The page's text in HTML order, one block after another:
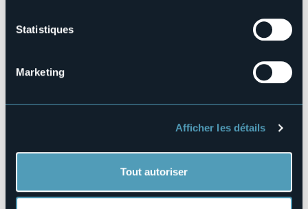
Statistiques
Marketing
Afficher les détails
Tout autoriser
28844 - Villadossola (VB)